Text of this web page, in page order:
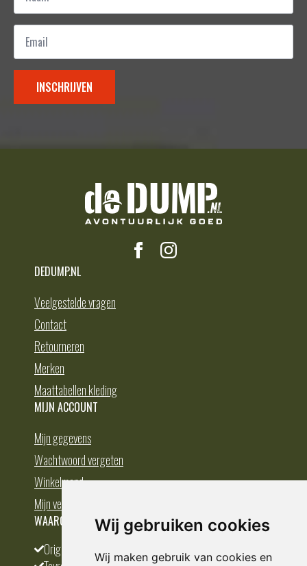
Wij gebruiken cookies
Wij maken gebruik van cookies en
Email
INSCHRIJVEN
DEDUMP.NL
Veelgestelde vragen
Contact
Retourneren
Merken
Maattabellen kleding
MIJN ACCOUNT
Mijn gegevens
Wachtwoord vergeten
Winkelmand
Mijn verlanglijst
WAAROM BESTELLEN BIJ DEDUMP.NL
Origineel en divers